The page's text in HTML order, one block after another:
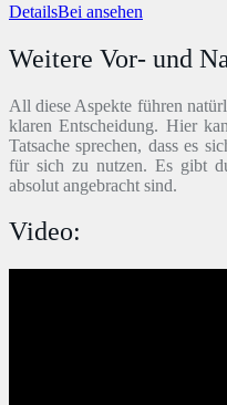
DetailsBei ansehen
Weitere Vor- und
All diese Aspekte führen
klaren Entscheidung. Hier
Tatsache sprechen, dass es
für sich zu nutzen. Es gibt
absolut angebracht sind.
Video: